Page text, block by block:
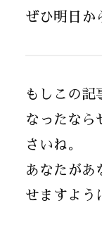
ぜひ明日か
もしこの記
なったなら
さいね。
あなたがあ
せますよう